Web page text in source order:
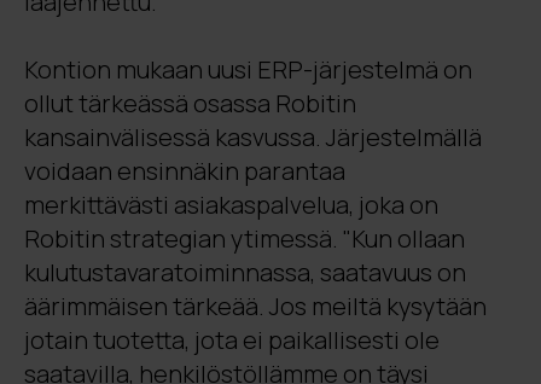
Kontion mukaan uusi ERP-järjestelmä on
ollut tärkeässä osassa Robitin
kansainvälisessä kasvussa. Järjestelmällä
voidaan ensinnäkin parantaa
merkittävästi asiakaspalvelua, joka on
Robitin strategian ytimessä. "Kun ollaan
kulutustavaratoiminnassa, saatavuus on
äärimmäisen tärkeää. Jos meiltä kysytään
jotain tuotetta, jota ei paikallisesti ole
saatavilla, henkilöstöllämme on täysi